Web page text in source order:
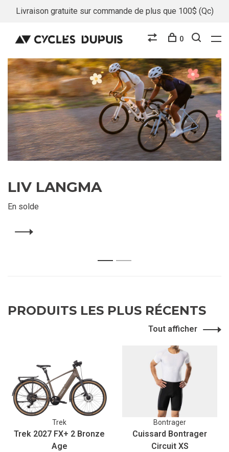
Livraison gratuite sur commande de plus que 100$ (Qc)
0
LIV LANGMA
En solde
PRODUITS LES PLUS RÉCENTS
Tout afficher
Trek
Trek 2027 FX+ 2 Bronze
Age
Bontrager
Cuissard Bontrager
Circuit XS